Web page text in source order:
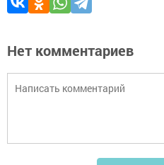
Нет комментариев